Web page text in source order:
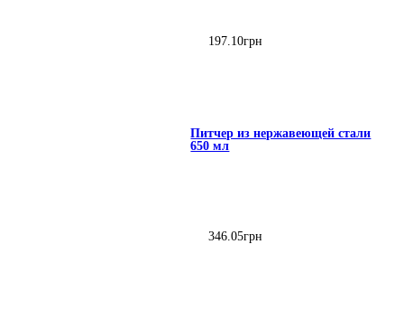
197.10грн
Питчер из нержавеющей стали
650 мл
346.05грн